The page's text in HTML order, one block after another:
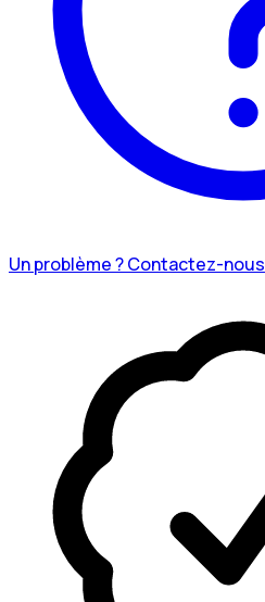
Un problème ? Contactez-nous